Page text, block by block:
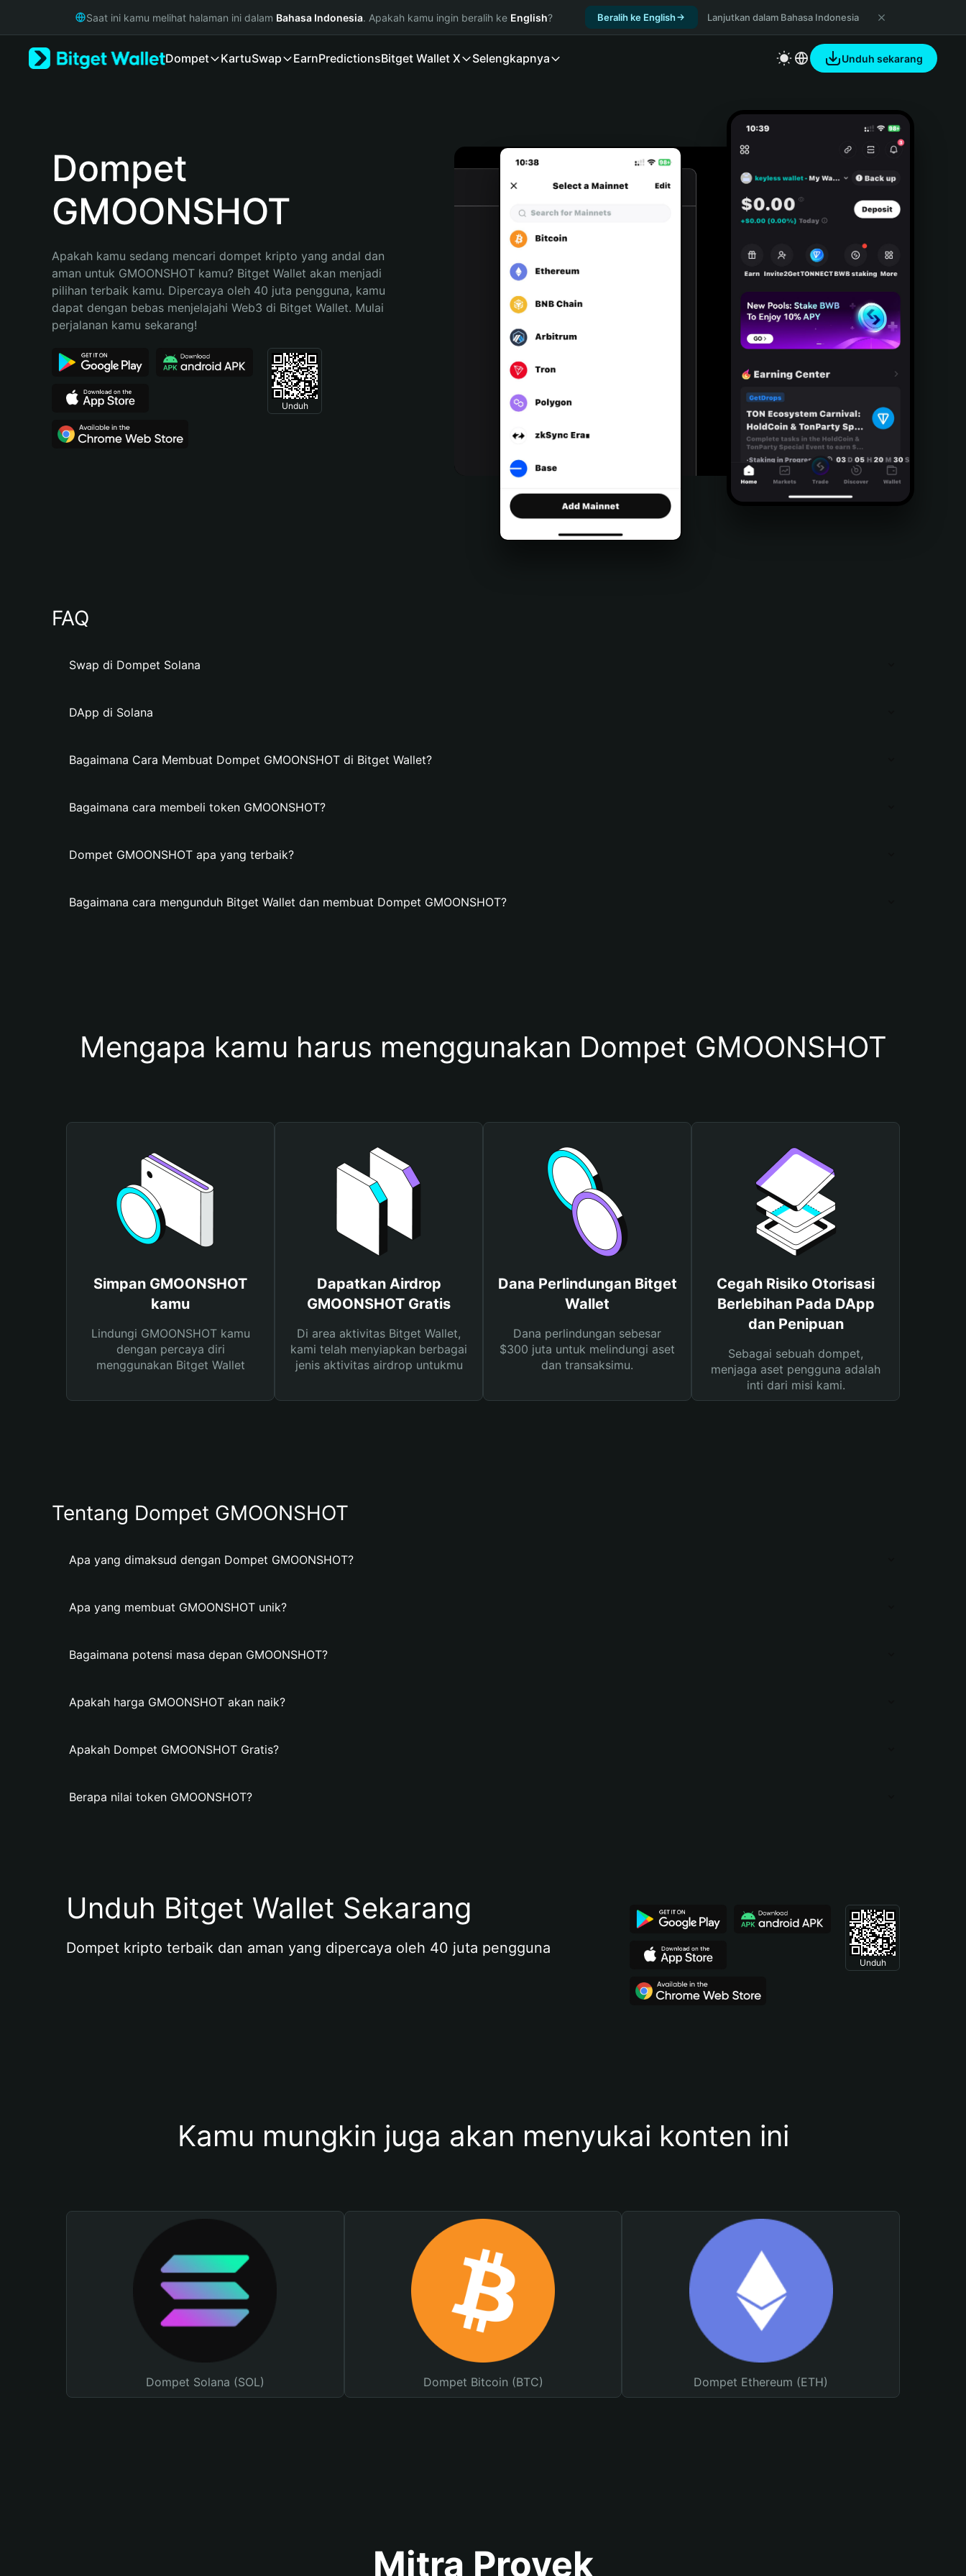
Русский
Português (Portugal)
Bahasa Indonesia
Português (Brasil)
Español (Argentina)
Saat ini kamu melihat halaman ini dalam Bahasa Indonesia. Apakah kamu ingin beralih ke English? Beralih ke English Lanjutkan dalam Bahasa Indonesia
Dompet KartuSwap EarnPredictionsBitget Wallet X Selengkapnya Unduh sekarang
Dompet
GMOONSHOT
Apakah kamu sedang mencari dompet kripto yang andal dan
aman untuk GMOONSHOT kamu? Bitget Wallet akan menjadi
pilihan terbaik kamu. Dipercaya oleh 40 juta pengguna, kamu
dapat dengan bebas menjelajahi Web3 di Bitget Wallet. Mulai
perjalanan kamu sekarang!
Unduh
FAQ
Swap di Dompet Solana
DApp di Solana
Bagaimana Cara Membuat Dompet GMOONSHOT di Bitget Wallet?
Bagaimana cara membeli token GMOONSHOT?
Dompet GMOONSHOT apa yang terbaik?
Bagaimana cara mengunduh Bitget Wallet dan membuat Dompet GMOONSHOT?
Mengapa kamu harus menggunakan Dompet GMOONSHOT
Simpan GMOONSHOT
kamu
Lindungi GMOONSHOT kamu
dengan percaya diri
menggunakan Bitget Wallet
Dapatkan Airdrop
GMOONSHOT Gratis
Di area aktivitas Bitget Wallet,
kami telah menyiapkan berbagai
jenis aktivitas airdrop untukmu
Dana Perlindungan Bitget
Wallet
Dana perlindungan sebesar
$300 juta untuk melindungi aset
dan transaksimu.
Cegah Risiko Otorisasi
Berlebihan Pada DApp
dan Penipuan
Sebagai sebuah dompet,
menjaga aset pengguna adalah
inti dari misi kami.
Tentang Dompet GMOONSHOT
Apa yang dimaksud dengan Dompet GMOONSHOT?
Apa yang membuat GMOONSHOT unik?
Bagaimana potensi masa depan GMOONSHOT?
Apakah harga GMOONSHOT akan naik?
Apakah Dompet GMOONSHOT Gratis?
Berapa nilai token GMOONSHOT?
Unduh Bitget Wallet Sekarang
Dompet kripto terbaik dan aman yang dipercaya oleh 40 juta pengguna
Unduh
Kamu mungkin juga akan menyukai konten ini
Dompet Solana (SOL) Dompet Bitcoin (BTC) Dompet Ethereum (ETH)
Mitra Proyek